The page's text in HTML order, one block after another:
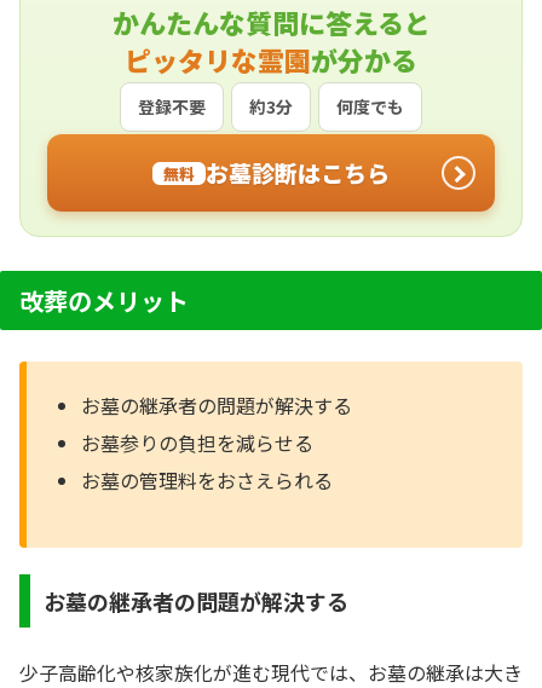
かんたんな質問に答えると
ピッタリな霊園が分かる
登録不要 約3分 何度でも
無料 お墓診断はこちら
改葬のメリット
お墓の継承者の問題が解決する
お墓参りの負担を減らせる
お墓の管理料をおさえられる
お墓の継承者の問題が解決する
少子高齢化や核家族化が進む現代では、お墓の継承は大き